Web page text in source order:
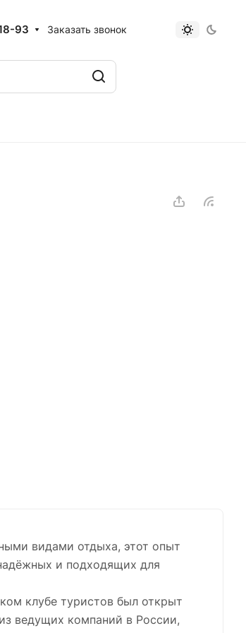
93 Заказать звонок
видами отдыха, этот опыт
и подходящих для
клубе туристов был открыт
ведущих компаний в России,